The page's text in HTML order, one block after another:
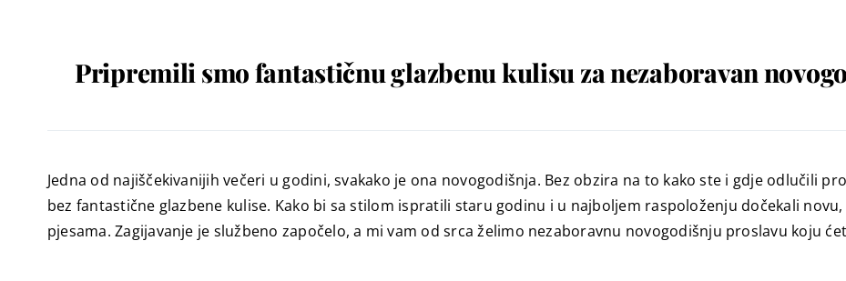
Pripremili smo fantastičnu glazbenu kulisu za nezaboravan
Jedna od najiščekivanijih večeri u godini, svakako je ona novogodišnja. Bez obzira na to kako ste i gdje odlučili
bez fantastične glazbene kulise. Kako bi sa stilom ispratili staru godinu i u najboljem raspoloženju dočekali
pjesama. Zagijavanje je službeno započelo, a mi vam od srca želimo nezaboravnu novogodišnju proslavu koju